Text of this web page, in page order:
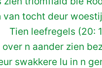
van tocht deur
Tien leefregels (20:
over n aander zien
swakkere lu in n